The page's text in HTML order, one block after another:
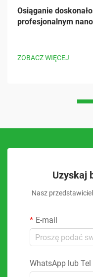
Osiąganie
profesjonalnym
ZOBACZ WIĘCEJ
Uzyskaj
Nasz
E-mail
WhatsApp lub Tel